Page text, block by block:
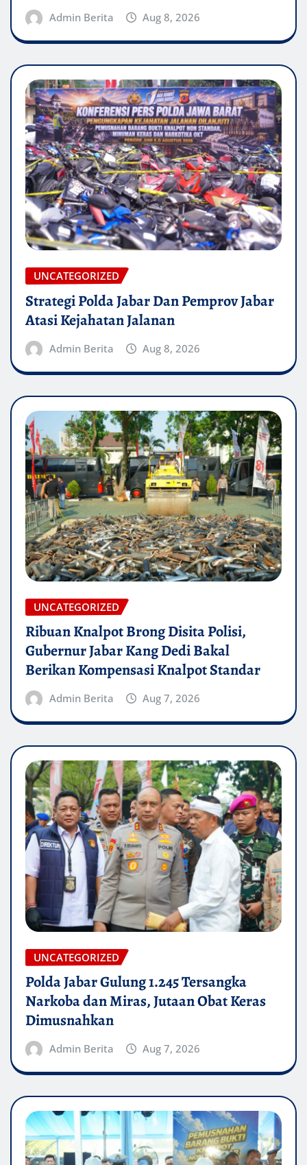
Admin Berita Aug 8, 2026
UNCATEGORIZED
Strategi Polda Jabar Dan Pemprov Jabar
Atasi Kejahatan Jalanan
Admin Berita Aug 8, 2026
UNCATEGORIZED
Ribuan Knalpot Brong Disita Polisi,
Gubernur Jabar Kang Dedi Bakal
Berikan Kompensasi Knalpot Standar
Admin Berita Aug 7, 2026
UNCATEGORIZED
Polda Jabar Gulung 1.245 Tersangka
Narkoba dan Miras, Jutaan Obat Keras
Dimusnahkan
Admin Berita Aug 7, 2026